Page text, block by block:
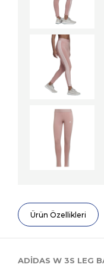
Ürün Özellikleri
ADİDAS W 3S LEG